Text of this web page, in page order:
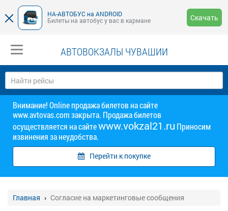
НА-АВТОБУС на ANDROID
Билеты на автобус у вас в кармане
Скачать
АВТОВОКЗАЛЫ ЧУВАШИИ
Внимание! Online продажа билетов на сайте
www.avtovas.com закрыта. Продажа билетов
осуществляется на сайтеwww.vokzal21.ru Приносим
извинения за неудобства.
Перейти к покупке
Главная Согласие на маркетинговые сообщения